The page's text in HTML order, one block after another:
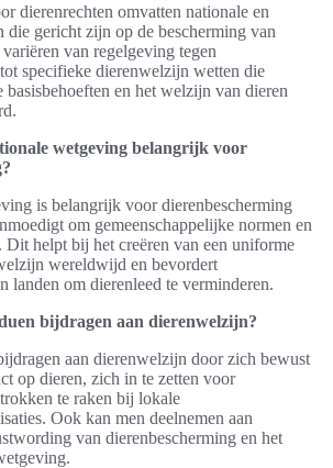
dierenrechten omvatten nationale en
die gericht zijn op de bescherming van
van regelgeving tegen
specifieke dierenwelzijn wetten die
basisbehoeften en het welzijn van dieren
wetgeving belangrijk voor
is belangrijk voor dierenbescherming
om gemeenschappelijke normen en
helpt bij het creëren van een uniforme
wereldwijd en bevordert
landen om dierenleed te verminderen.
bijdragen aan dierenwelzijn?
aan dierenwelzijn door zich bewust
op dieren, zich in te zetten voor
te raken bij lokale
Ook kan men deelnemen aan
van dierenbescherming en het